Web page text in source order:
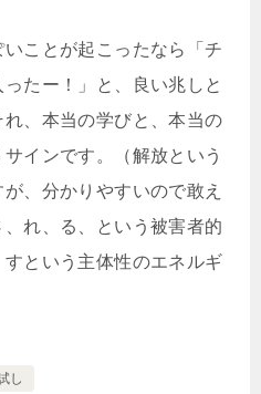
ことが起こったなら「チ
たー！」と、良い兆しと
、本当の学びと、本当の
インです。（解放という
、分かりやすいので敢え
れ、る、という被害者的
という主体性のエネルギ
し